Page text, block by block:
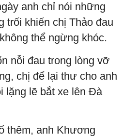
anh chỉ nói những
trối khiến chị Thảo đau
thể ngừng khóc.
nỗi đau trong lòng vỡ
chị để lại thư cho anh
lặng lẽ bắt xe lên Đà
thêm, anh Khương